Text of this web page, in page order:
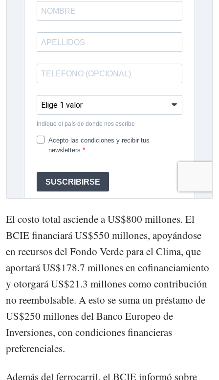
El costo total asciende a US$800 millones. El
BCIE financiará US$550 millones, apoyándose
en recursos del Fondo Verde para el Clima, que
aportará US$178.7 millones en cofinanciamiento
y otorgará US$21.3 millones como contribución
no reembolsable. A esto se suma un préstamo de
US$250 millones del Banco Europeo de
Inversiones, con condiciones financieras
preferenciales.
Además del ferrocarril, el BCIE informó sobre